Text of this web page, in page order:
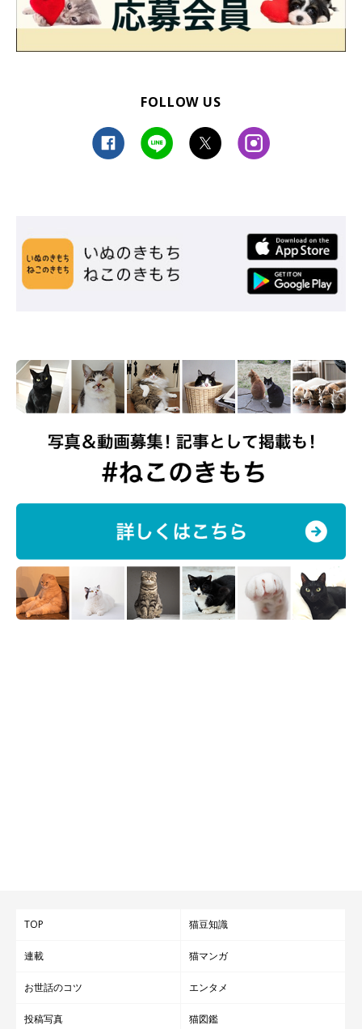
ご挨拶の鼻チュー！
警戒心が強い“野生児”だというちょびちゃんも、今では随分と穏
やかなコになりました。 「年を重ねたからか、飼い主が突然いな
くなる経験をしたからなのかもしれません」と、飼い主さんは話
す。
飼い主さん：
のかな』と嬉しくなります。
可愛すぎて思わず抱きしめてしまうと、後ろ足で蹴られることが
あるのですが、
まったく爪を立てていないことに気づいたときに
泣きそうになりました。昔のちょびなら、引っ掻いてきて血まみ
飼い主さん：
が、これからはもっと濃厚な時間を過ごしたいです。
FOLLOW US
TOP 猫豆知識
連載 猫マンガ
お世話のコツ エンタメ
投稿写真 猫図鑑